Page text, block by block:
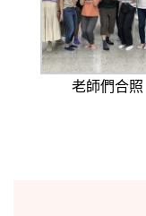
老師們合照